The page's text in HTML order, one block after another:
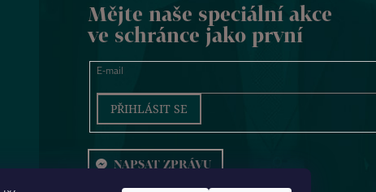
Mějte naše speciální akce
ve schránce jako první
E-mail
PŘIHLÁSIT SE
NAPSAT ZPRÁVU